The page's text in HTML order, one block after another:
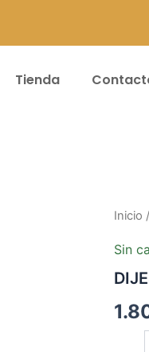
Tienda
Inicio /
Sin
DIJES
(H)